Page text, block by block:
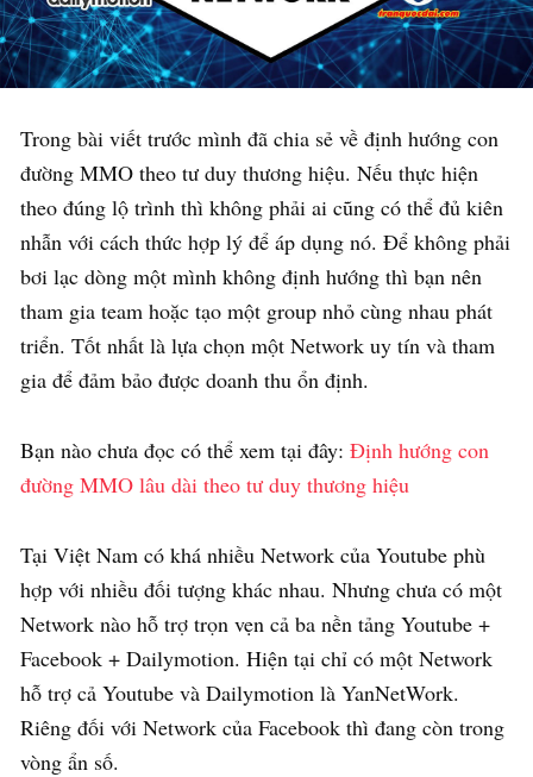
Trong bài viết trước mình đã chia sẻ về định hướng con
đường MMO theo tư duy thương hiệu. Nếu thực hiện
theo đúng lộ trình thì không phải ai cũng có thể đủ kiên
nhẫn với cách thức hợp lý để áp dụng nó. Để không phải
bơi lạc dòng một mình không định hướng thì bạn nên
tham gia team hoặc tạo một group nhỏ cùng nhau phát
triển. Tốt nhất là lựa chọn một Network uy tín và tham
gia để đảm bảo được doanh thu ổn định.
Bạn nào chưa đọc có thể xem tại đây: Định hướng con
đường MMO lâu dài theo tư duy thương hiệu
Tại Việt Nam có khá nhiều Network của Youtube phù
hợp với nhiều đối tượng khác nhau. Nhưng chưa có một
Network nào hỗ trợ trọn vẹn cả ba nền tảng Youtube +
Facebook + Dailymotion. Hiện tại chỉ có một Network
hỗ trợ cả Youtube và Dailymotion là YanNetWork.
Riêng đối với Network của Facebook thì đang còn trong
vòng ẩn số.